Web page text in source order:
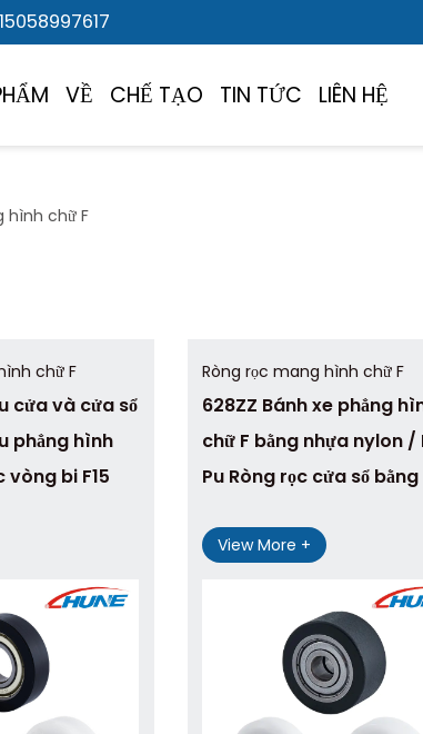
VỀ CHẾ TẠO TIN TỨC LIÊN HỆ
hình chữ F
chữ F
cửa và cửa sổ
phẳng hình
vòng bi F15
Ròng rọc mang hình chữ F
628ZZ Bánh xe phẳng
chữ F bằng nhựa nylon /
Pu Ròng rọc cửa sổ
View More +